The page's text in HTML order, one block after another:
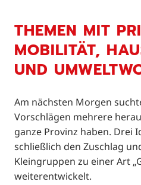
THEMEN MIT
MOBILITÄT,
UND
Am nächsten Morgen
Vorschlägen mehrere
ganze Provinz haben. Drei
schließlich den Zuschlag
Kleingruppen zu einer Art
weiterentwickelt.